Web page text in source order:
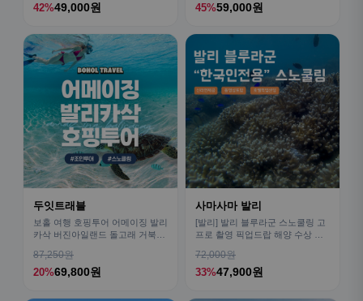
42%49,000원 45%59,000원
두잇트래블
보홀 여행 호핑투어 어메이징 발리
카삭 버진아일랜드 돌고래 거북이
87,250원
20%69,800원
사마사마 발리
[발리] 발리 블루라군 스노쿨링 고
프로 촬영 픽업드랍 해양 수상 액
72,000원
33%47,900원